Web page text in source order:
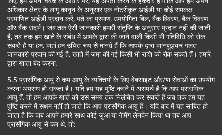
अधिकार क्षेत्र के लागू कानून के अनुसार एक नोटरीकृत आईडी या कोई समकक्ष
प्रमाणित आईडी प्रदान करें, पते का प्रमाण, उपयोगिता बिल, बैंक विवरण, बैंक विवरण
और बैंक संदर्भ। जब तक ऐसी जानकारी हमारी संतुष्टि के अनुसार प्रदान नहीं की जाती
है, तब तक हम खाते के संबंध में आपके द्वारा की जाने वाली किसी भी गतिविधि को रोक
सकते हैं या हम, जहां हम उचित रूप से मानते हैं कि आपके द्वारा जानबूझकर गलत
जानकारी प्रदान की गई है, खाते में जमा की गई किसी भी राशि को रोक सकते हैं। हमारे
द्वारा खाता बंद करना.
5.5 प्रासंगिक आयु से कम आयु के व्यक्तियों के लिए वेबसाइट और/या सेवाओं का उपयोग
करना अपराध हो सकता है। यदि हम यह पुष्टि करने में असमर्थ हैं कि आप प्रासंगिक
आयु हैं, तो हम आपके खाते को उस समय तक निलंबित कर सकते हैं जब तक हम यह
पुष्टि करने में सक्षम नहीं हो जाते कि आप प्रासंगिक आयु हैं। यदि बाद में यह साबित हो
जाता है कि जब आपने हमारे साथ कोई जुआ या गेमिंग लेनदेन किया था तब आप
प्रासंगिक आयु से कम थे, तो: